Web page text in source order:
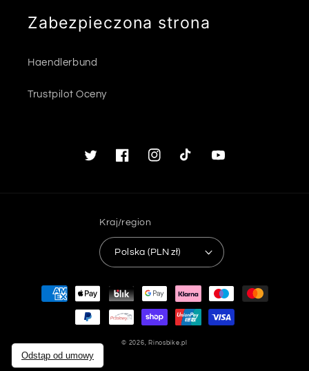
Zabezpieczona strona
Haendlerbund
Trustpilot Oceny
TwitterFacebookInstagramTikTok Youtube
Kraj/region
Polska (PLN zł)
Metody
płatności
© 2026, Rinosbike.pl
Odstąp od umowy